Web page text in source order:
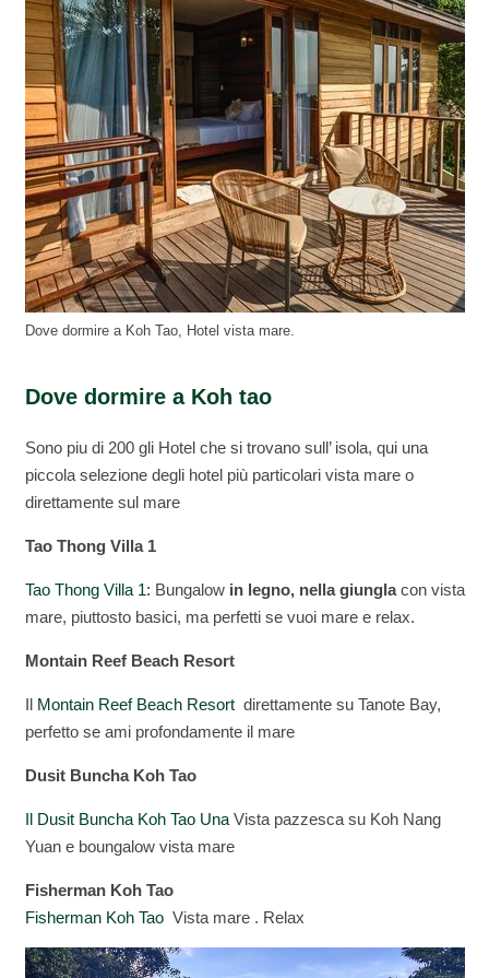
Dove dormire a Koh Tao, Hotel vista mare.
Dove dormire a Koh tao
Sono piu di 200 gli Hotel che si trovano sull’ isola, qui una
piccola selezione degli hotel più particolari vista mare o
direttamente sul mare
Tao Thong Villa 1
Tao Thong Villa 1: Bungalow in legno, nella giunglacon vista
mare, piuttosto basici, ma perfetti se vuoi mare e relax.
Montain Reef Beach Resort
IlMontain Reef Beach Resort direttamente su Tanote Bay,
perfetto se ami profondamente il mare
Dusit Buncha Koh Tao
Il Dusit Buncha Koh Tao Una Vista pazzesca su Koh Nang
Yuan e boungalow vista mare
Fisherman Koh Tao
Fisherman Koh Tao Vista mare . Relax